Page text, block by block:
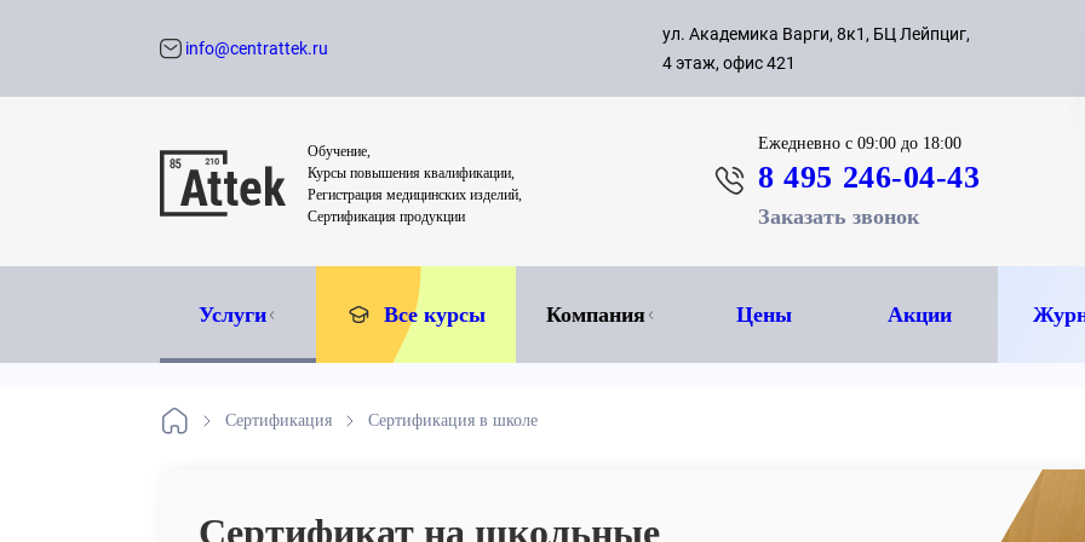
с 09:00
8 495
info@centrattek.ru
ул. Академика Варги, 8к1, БЦ Лейпциг,
4 этаж, офис 421
Обучение,
Курсы повышения квалификации,
Регистрация медицинских изделий,
Сертификация продукции
Ежедневнос 09:00 до 18:00
8 495 246-04-43
Заказать звонок
Услуги Все курсы Компания Цены Акции
Сертификация Сертификация в школе
Сертификат на школьные